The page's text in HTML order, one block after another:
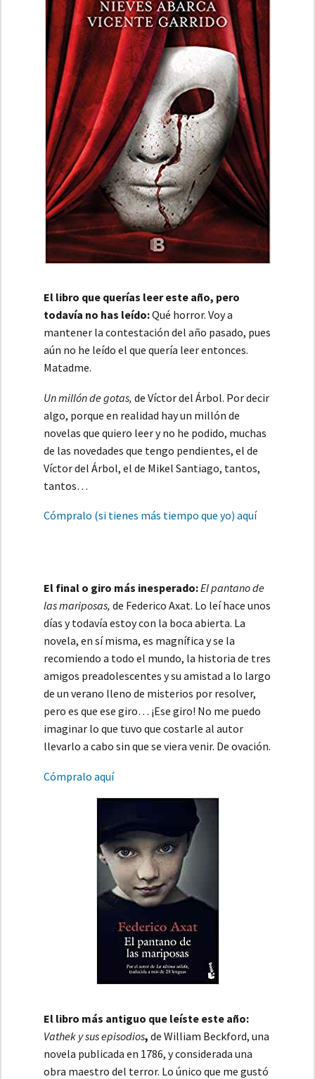
El libro que querías leer este año, pero
todavía no has leído:Qué horror. Voy a
mantener la contestación del año pasado, pues
aún no he leído el que quería leer entonces.
Matadme.
Un millón de gotas, de Víctor del Árbol. Por decir
algo, porque en realidad hay un millón de
novelas que quiero leer y no he podido, muchas
de las novedades que tengo pendientes, el de
Víctor del Árbol, el de Mikel Santiago, tantos,
tantos…
Cómpralo (si tienes más tiempo que yo) aquí
El final o giro más inesperado:El pantano de
las mariposas, de Federico Axat. Lo leí hace unos
días y todavía estoy con la boca abierta. La
novela, en sí misma, es magnífica y se la
recomiendo a todo el mundo, la historia de tres
amigos preadolescentes y su amistad a lo largo
de un verano lleno de misterios por resolver,
pero es que ese giro… ¡Ese giro! No me puedo
imaginar lo que tuvo que costarle al autor
llevarlo a cabo sin que se viera venir. De ovación.
Cómpralo aquí
El libro más antiguo que leíste este año:
Vathek y sus episodios, de William Beckford, una
novela publicada en 1786, y considerada una
obra maestro del terror. Lo único que me gustó